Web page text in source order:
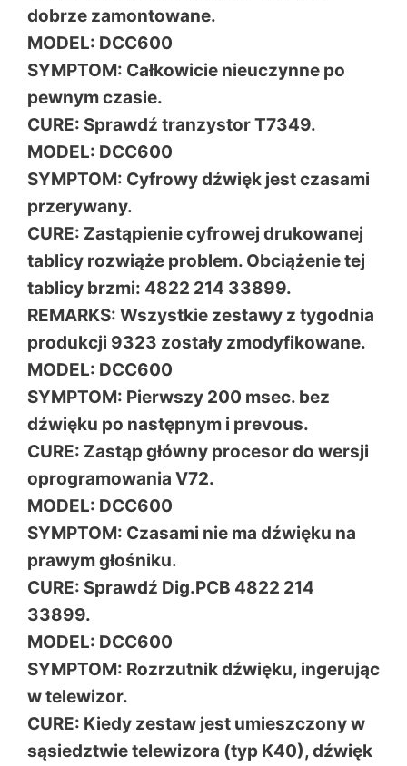
dobrze zamontowane.
MODEL: DCC600
SYMPTOM: Całkowicie nieuczynne po
pewnym czasie.
CURE: Sprawdź tranzystor T7349.
MODEL: DCC600
SYMPTOM: Cyfrowy dźwięk jest czasami
przerywany.
CURE: Zastąpienie cyfrowej drukowanej
tablicy rozwiąże problem. Obciążenie tej
tablicy brzmi: 4822 214 33899.
REMARKS: Wszystkie zestawy z tygodnia
produkcji 9323 zostały zmodyfikowane.
MODEL: DCC600
SYMPTOM: Pierwszy 200 msec. bez
dźwięku po następnym i prevous.
CURE: Zastąp główny procesor do wersji
oprogramowania V72.
MODEL: DCC600
SYMPTOM: Czasami nie ma dźwięku na
prawym głośniku.
CURE: Sprawdź Dig.PCB 4822 214
33899.
MODEL: DCC600
SYMPTOM: Rozrzutnik dźwięku, ingerując
w telewizor.
CURE: Kiedy zestaw jest umieszczony w
sąsiedztwie telewizora (typ K40), dźwięk